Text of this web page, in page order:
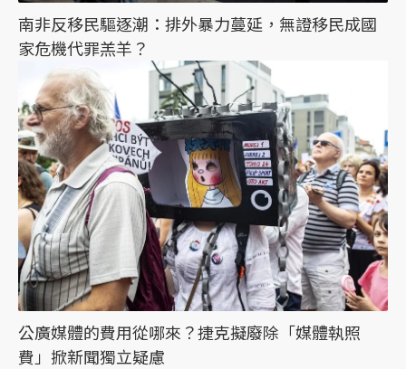
南非反移民驅逐潮：排外暴力蔓延，無證移民成國
家危機代罪羔羊？
公廣媒體的費用從哪來？捷克擬廢除「媒體執照
費」掀新聞獨立疑慮